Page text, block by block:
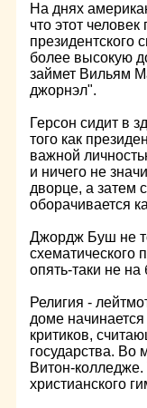
На днях
что этот
президентского
более высокую
займет Вильям
джорнэл".
Герсон сидит в
того как
важной
и ничего не
дворце, а затем
оборачивается
Джордж Буш не
схематического
опять-таки не на
Религия -
доме
критиков,
государства. Во
Витон-
христианского